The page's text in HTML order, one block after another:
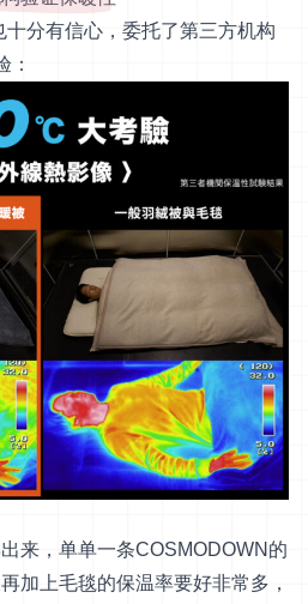
分有信心，委托了第三方机构
：
来，单单一条COSMODOWN的
加上毛毯的保温率要好非常多，